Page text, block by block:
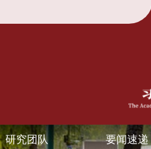
研究团队 要闻速递